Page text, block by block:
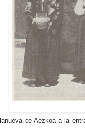
de Aezkoa a la